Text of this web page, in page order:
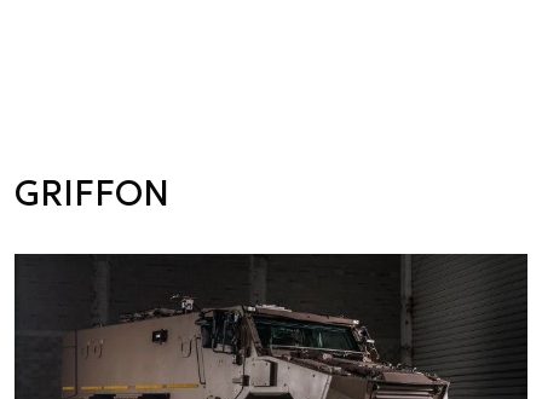
GRIFFON